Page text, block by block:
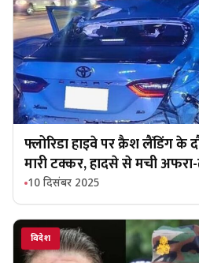
फ्लोरिडा हाइवे पर क्रैश लैंडिंग के
मारी टक्कर, हादसे से मची
10 दिसंबर 2025
विदेश